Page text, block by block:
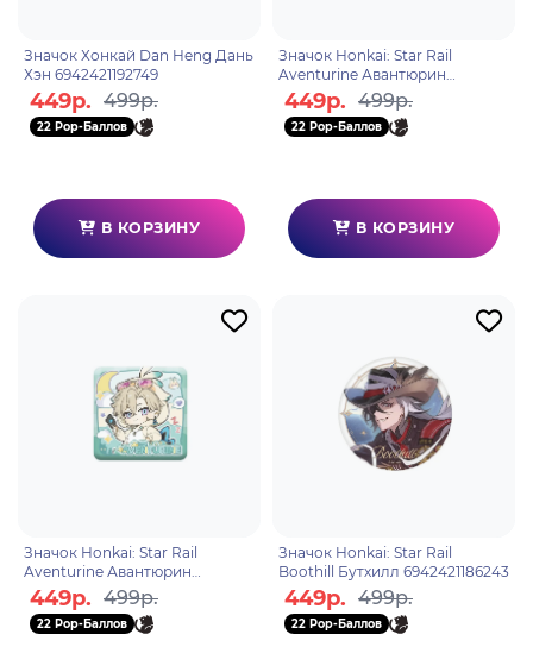
Значок Хонкай Dan Heng Дань
Хэн 6942421192749
449р. 499р.
22 Pop-Баллов
В КОРЗИНУ
Значок Honkai: Star Rail
Aventurine Авантюрин
6942421191551
449р. 499р.
22 Pop-Баллов
В КОРЗИНУ
Значок Honkai: Star Rail
Aventurine Авантюрин
6942421191711
449р. 499р.
22 Pop-Баллов
Значок Honkai: Star Rail
Boothill Бутхилл 6942421186243
449р. 499р.
22 Pop-Баллов